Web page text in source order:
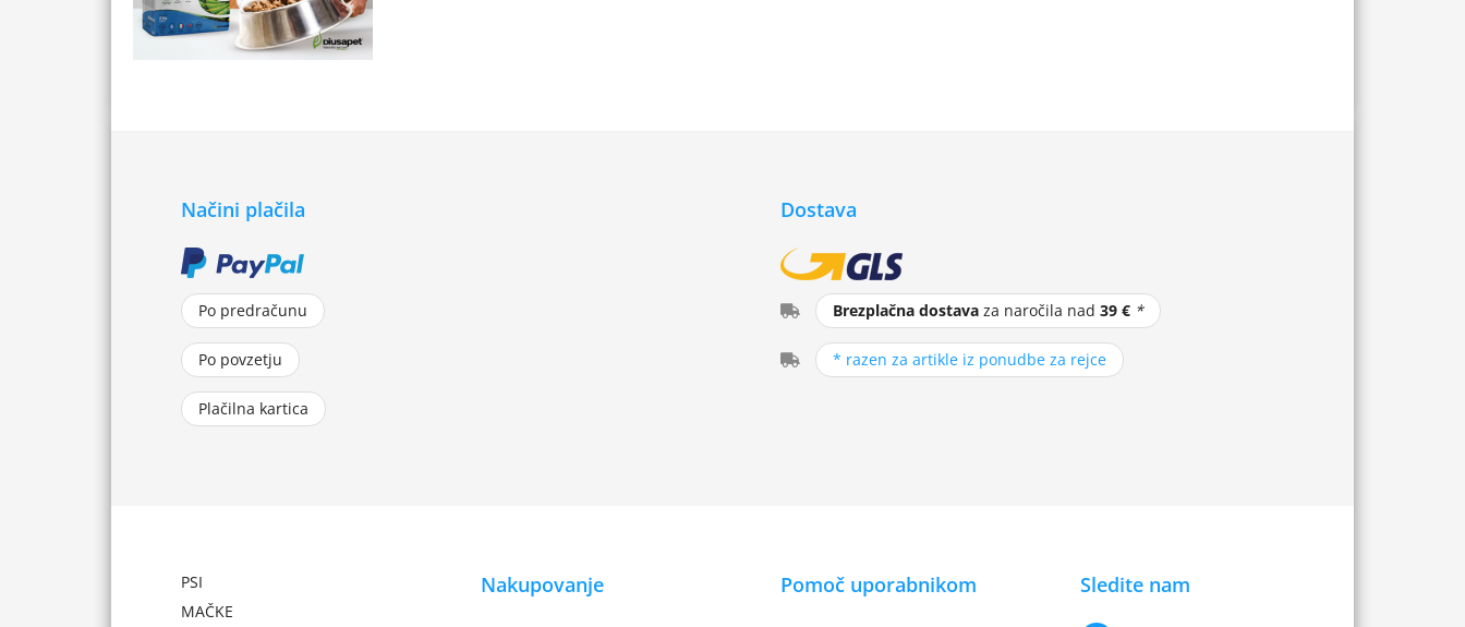
Načini plačila
Po predračunu
Po povzetju
Plačilna kartica
Dostava
Brezplačna dostavaza naročila nad 39 € *
* razen za artikle iz ponudbe za rejce
PSI
MAČKE
Nakupovanje Pomoč uporabnikom Sledite nam